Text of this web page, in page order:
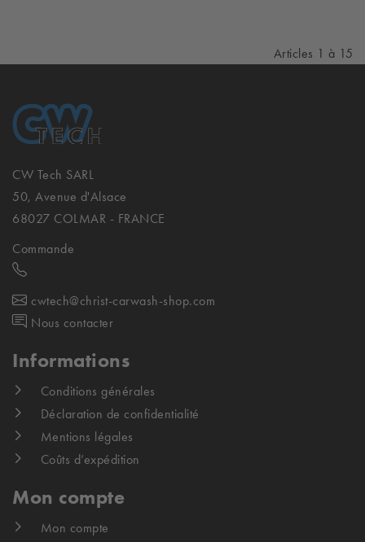
Articles 1 à 15
CW Tech SARL
50, Avenue d'Alsace
68027 COLMAR - FRANCE
Commande
cwtech@christ-carwash-shop.com
Nous contacter
Informations
Conditions générales
Déclaration de confidentialité
Mentions légales
Coûts d’expédition
Mon compte
Mon compte